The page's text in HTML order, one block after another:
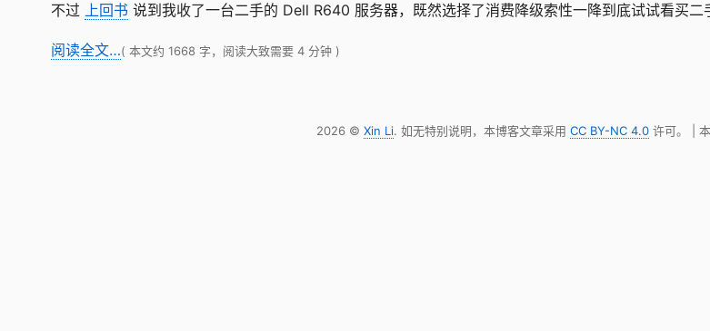
不过 上回书 说到我收了一台二手的 Dell R640 服务器，既然选择了消费降级索性一降到底试试看买二
阅读全文…( 本文约 1668 字，阅读大致需要 4 分钟 )
2026 © Xin Li. 如无特别说明，本博客文章采用 CC BY-NC 4.0许可。 |